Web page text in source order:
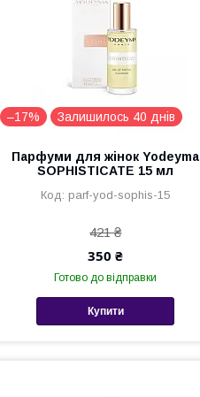
–17% Залишилось 40 днів
Парфуми для жінок Yodeyma
SOPHISTICATE 15 мл
parf-yod-sophis-15
421 ₴
350 ₴
Готово до відправки
Купити